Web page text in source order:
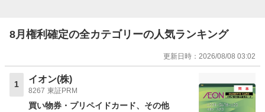
8月権利確定の全カテゴリーの人気ランキング
更新日時： 2026/08/08 03:02
1
イオン(株)
8267 東証PRM
買い物券・プリペイドカード その他